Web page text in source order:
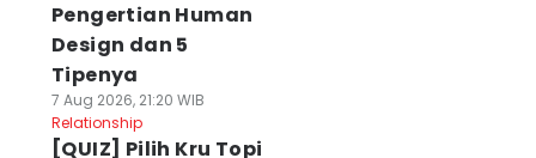
Pengertian Human
Design dan 5
Tipenya
7 Aug 2026, 21:20 WIB
Relationship
[QUIZ] Pilih Kru Topi